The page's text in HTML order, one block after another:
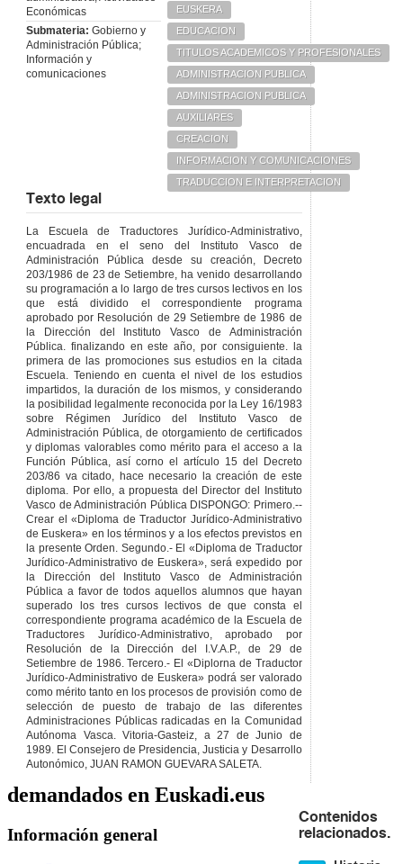
Económicas
Submateria: Gobierno y
Administración Pública;
Información y
comunicaciones
EUSKERA
EDUCACION
TITULOS ACADEMICOS Y PROFESIONALES
ADMINISTRACION PUBLICA
ADMINISTRACION PUBLICA
AUXILIARES
CREACION
INFORMACION Y COMUNICACIONES
TRADUCCION E INTERPRETACION
Texto legal
La Escuela de Traductores Jurídico-Administrativo,
encuadrada en el seno del Instituto Vasco de
Administración Pública desde su creación, Decreto
203/1986 de 23 de Setiembre, ha venido desarrollando
su programación a lo largo de tres cursos lectivos en los
que está dividido el correspondiente programa
aprobado por Resolución de 29 Setiembre de 1986 de
la Dirección del Instituto Vasco de Administración
Pública. finalizando en este año, por consiguiente. la
primera de las promociones sus estudios en la citada
Escuela. Teniendo en cuenta el nivel de los estudios
impartidos, la duración de los mismos, y considerando
la posibilidad legalmente reconocida por la Ley 16/1983
sobre Régimen Jurídico del Instituto Vasco de
Administración Pública, de otorgamiento de certificados
y diplomas valorables como mérito para el acceso a la
Función Pública, así corno el artículo 15 del Decreto
203/86 va citado, hace necesario la creación de este
diploma. Por ello, a propuesta del Director del Instituto
Vasco de Administración Pública DISPONGO: Primero.--
Crear el «Diploma de Traductor Jurídico-Administrativo
de Euskera» en los términos y a los efectos previstos en
la presente Orden. Segundo.- El «Diploma de Traductor
Jurídico-Administrativo de Euskera», será expedido por
la Dirección del Instituto Vasco de Administración
Pública a favor de todos aquellos alumnos que hayan
superado los tres cursos lectivos de que consta el
correspondiente programa académico de la Escuela de
Traductores Jurídico-Administrativo, aprobado por
Resolución de la Dirección del I.V.A.P., de 29 de
Setiembre de 1986. Tercero.- El «Diplorna de Traductor
Jurídico-Administrativo de Euskera» podrá ser valorado
como mérito tanto en los procesos de provisión como de
selección de puesto de trabajo de las diferentes
Administraciones Públicas radicadas en la Comunidad
Autónoma Vasca. Vitoria-Gasteiz, a 27 de Junio de
1989. El Consejero de Presidencia, Justicia y Desarrollo
Autonómico, JUAN RAMON GUEVARA SALETA.
Contenidos
relacionados.
demandados en Euskadi.eus
Información general